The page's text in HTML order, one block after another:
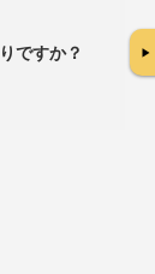
ですか？